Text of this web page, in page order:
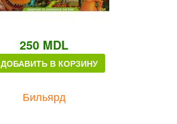
250 MDL
ДОБАВИТЬ В КОРЗИНУ
Бильярд